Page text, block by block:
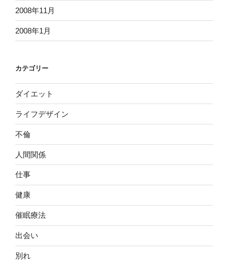
2008年11月
2008年1月
カテゴリー
ダイエット
ライフデザイン
不倫
人間関係
仕事
健康
催眠療法
出会い
別れ